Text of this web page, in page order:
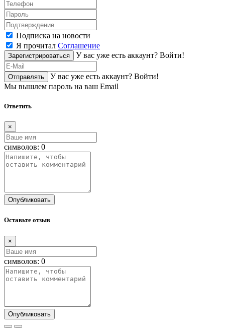
Подписка на новости
Я прочитал Соглашение
Зарегистрироваться У вас уже есть аккаунт? Войти!
Отправлять У вас уже есть аккаунт? Войти!
Мы вышлем пароль на ваш Email
Ответить
×
символов: 0
Опубликовать
Оставьте отзыв
×
символов: 0
Опубликовать